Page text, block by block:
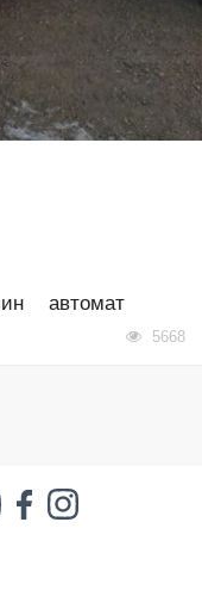
іди нах..й!
автомат
5668